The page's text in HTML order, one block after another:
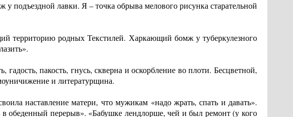
подъездной лавки. Я – точка обрыва мелового рисунка старательной
территорию родных Текстилей. Харкающий бомж у туберкулезного
пакость, гнусь, скверна и оскорбление во плоти. Бесцветной,
и литературщина.
наставление матери, что мужикам «надо жрать, спать и давать».
обеденный перерыв». «Бабушке лендлорше, чей и был ремонт (у кого